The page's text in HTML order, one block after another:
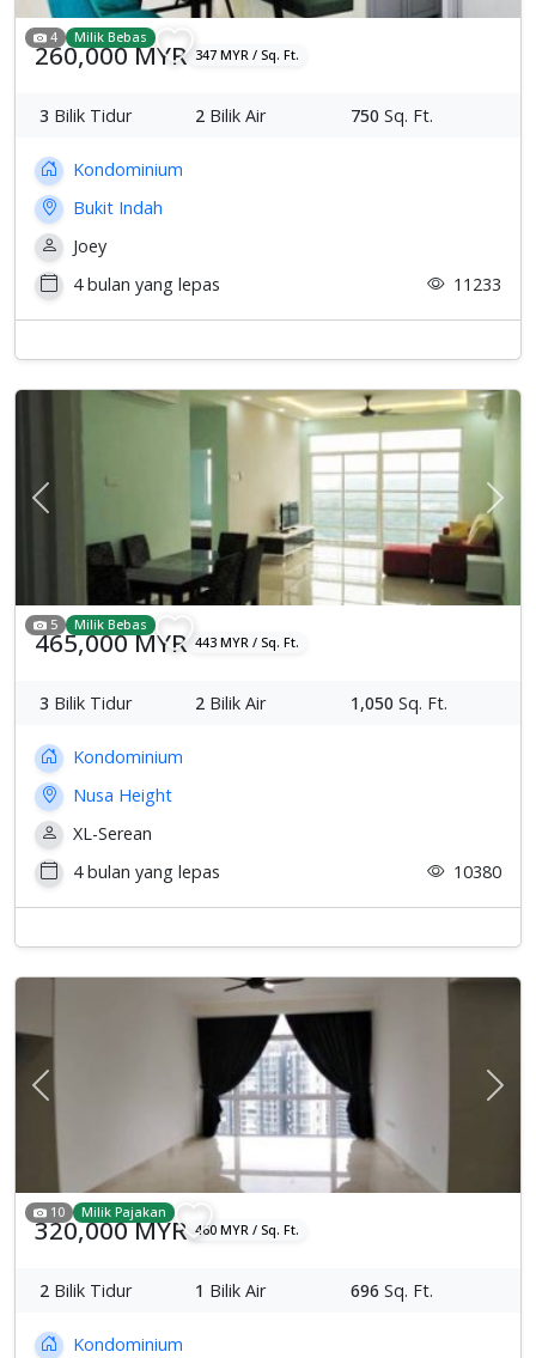
4 Milik Bebas
260,000 MYR 347 MYR / Sq. Ft.
3 Bilik Tidur 2 Bilik Air 750 Sq. Ft.
Kondominium
Bukit Indah
Joey
4 bulan yang lepas
11233
Previous
5 Milik Bebas
465,000 MYR 443 MYR / Sq. Ft.
3 Bilik Tidur 2 Bilik Air 1,050 Sq. Ft.
Kondominium
Nusa Height
XL-Serean
4 bulan yang lepas
10380
Previous
10 Milik Pajakan
320,000 MYR 460 MYR / Sq. Ft.
2 Bilik Tidur 1 Bilik Air 696 Sq. Ft.
Kondominium